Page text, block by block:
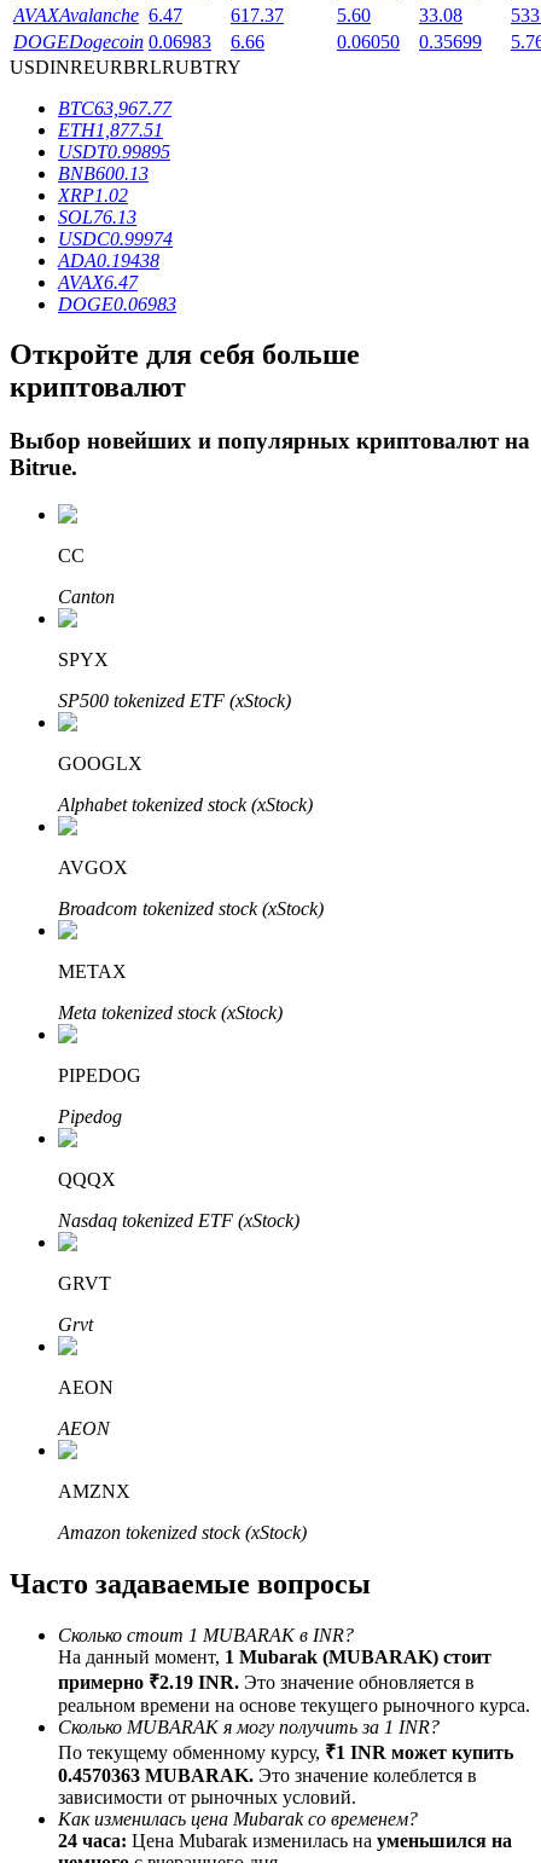
Кредиты
Сервис заимствований, обеспеченных криптовалютой
Авто Инвест
Получите долгосрочную прибыль и гибкие проценты
Изучите стейкинг
Узнайте о пассивном доходе
До 65% комиссии!
Реферал
Пригласите друга, чтобы получить денежные
вознаграждения
BTC Welcome Rewards
AVAXAvalanche 6.47 617.37 5.60 33.08
DOGEDogecoin 0.06983 6.66 0.06050 0.35699
USDINREURBRLRUBTRY
BTC63,967.77
ETH1,877.51
USDT0.99895
BNB600.13
XRP1.02
SOL76.13
USDC0.99974
ADA0.19438
AVAX6.47
DOGE0.06983
Откройте для себя больше
криптовалют
Выбор новейших и популярных криптовалют на
Bitrue.
CC
Canton
SPYX
SP500 tokenized ETF (xStock)
GOOGLX
Alphabet tokenized stock (xStock)
AVGOX
Broadcom tokenized stock (xStock)
METAX
Meta tokenized stock (xStock)
PIPEDOG
Pipedog
QQQX
Nasdaq tokenized ETF (xStock)
GRVT
Grvt
AEON
AEON
AMZNX
Amazon tokenized stock (xStock)
Часто задаваемые вопросы
Сколько стоит 1 MUBARAK в INR?
На данный момент, 1 Mubarak (MUBARAK) стоит
примерно ₹2.19 INR. Это значение обновляется в
реальном времени на основе текущего рыночного курса.
Сколько MUBARAK я могу получить за 1 INR?
По текущему обменному курсу, ₹1 INR может купить
0.4570363 MUBARAK. Это значение колеблется в
зависимости от рыночных условий.
Как изменилась цена Mubarak со временем?
24 часа: Цена Mubarak изменилась на уменьшился на